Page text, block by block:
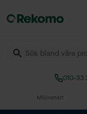
010-33